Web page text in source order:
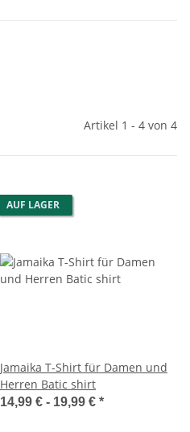
Artikel 1 - 4 von 4
AUF LAGER
Jamaika T-Shirt für Damen und
Herren Batic shirt
14,99 € - 19,99 € *